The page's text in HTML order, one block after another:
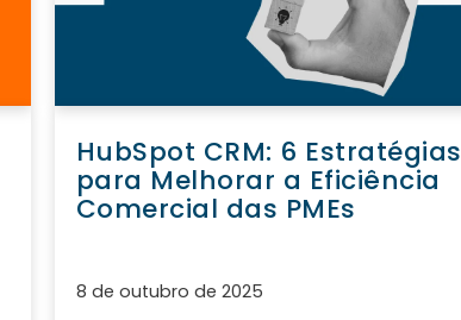
HubSpot CRM: 6 Estratégias
para Melhorar a Eficiência
Comercial das PMEs
8 de outubro de 2025